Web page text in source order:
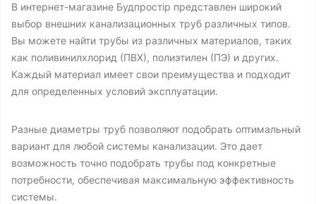
В интернет-магазине Будпростір представлен широкий
выбор внешних канализационных труб различных типов.
Вы можете найти трубы из различных материалов, таких
как поливинилхлорид (ПВХ), полиэтилен (ПЭ) и других.
Каждый материал имеет свои преимущества и подходит
для определенных условий эксплуатации.
Разные диаметры труб позволяют подобрать оптимальный
вариант для любой системы канализации. Это дает
возможность точно подобрать трубы под конкретные
потребности, обеспечивая максимальную эффективность
системы.